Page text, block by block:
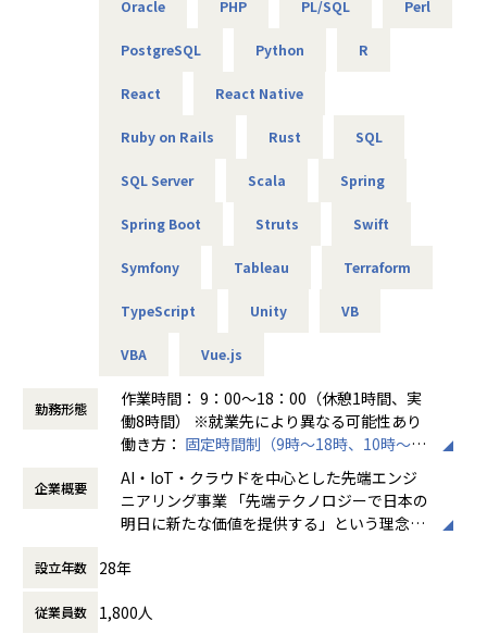
■案件の決め方
「要件定義などの上流工程に挑戦したい」
希望次第では現在当社にない案件も探してくるので安心して
■フォロー体制・働き方
・一人での参画の場合も、社内のメンターがフォロー
・平均残業時間：月10.5時間（全社平均）
＜入社1年目 エンジニア＞
前職では給与が低く、安定した生活をしたいと思い転職しま
自分のペースでステップアップができたところが大きな魅力
マニュアル通りの作業しかやったことがなかった私ですが、
す。
りがちゃんと反映されるところが
持に繋げています。
★リーダーによるフォロー
経験のある技術者をリーダーに任命し、技術者のフォロー
リーダーと営業は月に1度会議の場を設けており、情報共
有を行っております。
Oracle PHP PL/SQL Perl
PostgreSQL Python R
React React Native
Ruby on Rails Rust SQL
SQL Server Scala Spring
Spring Boot Struts Swift
Symfony Tableau Terraform
TypeScript Unity VB
VBA Vue.js
勤務形態
作業時間： 9：00～18：00（休憩1時間、実
働8時間） ※就業先により異なる可能性あり
働き方： 固定時間制（9時～18時、10時～19
時間外労働の有無： 有（月平均20時間～30
時間）
休憩時間： 60分
企業概要
AI・IoT・クラウドを中心とした先端エンジ
ニアリング事業 「先端テクノロジーで日本の
明日に新たな価値を提供する」という理念を
た先端テクノロジーの中で「ジャパニアスだ
アリング業界から必要とされ続ける会社を目
設立年数 28年
従業員数 1,800人